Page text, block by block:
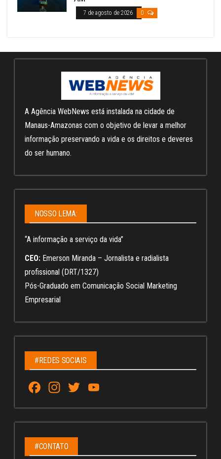
7 de agosto de 2026 0
A Agência WebNews está instalada na cidade de
Manaus-Amazonas com o objetivo de levar a melhor
informação preservando a vida e os direitos e deveres
do ser humano.
NOSSO LEMA:
“A informação a serviço da vida”
CEO: Emerson Miranda – Jornalista e radialista
profissional (DRT/1327)
Pós-Graduado em Comunicação Social Marketing
Empresarial
#REDES SOCIAIS
Fa
ce
bo
ok
In
st
ag
ra
m
T
wi
tt
u
Tu
C
#CONTATO